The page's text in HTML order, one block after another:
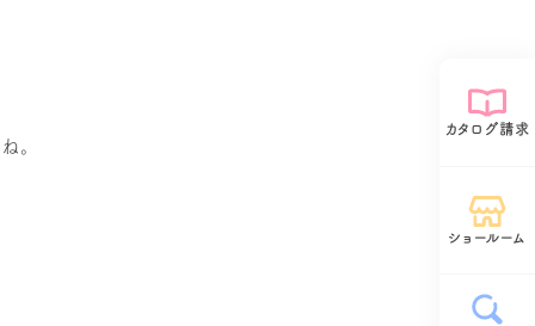
カタログ請求
ショールーム
。